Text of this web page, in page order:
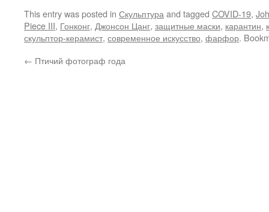
This entry was posted in Скульптура and tagged COVID-19,
Piece III, Гонконг, Джонсон Цанг, защитные маски, карантин,
скульптор-керамист, современное искусство, фарфор.
← Птичий фотограф года